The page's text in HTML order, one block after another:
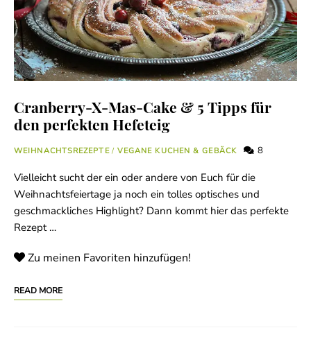
Cranberry-X-Mas-Cake & 5 Tipps für
den perfekten Hefeteig
WEIHNACHTSREZEPTE/ VEGANE KUCHEN & GEBÄCK 8
Vielleicht sucht der ein oder andere von Euch für die
Weihnachtsfeiertage ja noch ein tolles optisches und
geschmackliches Highlight? Dann kommt hier das perfekte
Rezept …
Zu meinen Favoriten hinzufügen!
READ MORE